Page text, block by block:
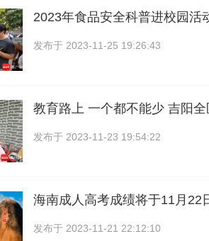
2023年食品安全科普进校园活
发布于 2023-11-25 19:26:43
教育路上 一个都不能少 吉阳
发布于 2023-11-23 19:54:22
海南成人高考成绩将于11月22
发布于 2023-11-21 22:12:10